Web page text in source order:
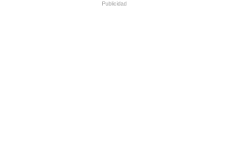
Publicidad